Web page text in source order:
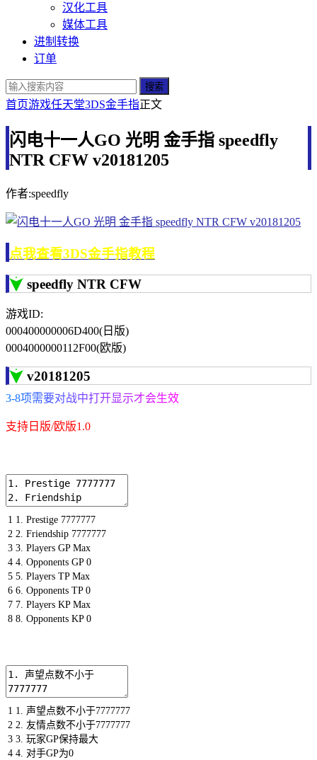
汉化工具
媒体工具
进制转换
订单
搜索
首页游戏任天堂3DS金手指正文
闪电十一人GO 光明 金手指 speedfly
NTR CFW v20181205
作者:speedfly
点我查看3DS金手指教程
speedfly NTR CFW
游戏ID:
000400000006D400(日版)
0004000000112F00(欧版)
v20181205
3-8项需要对战中打开显示才会生效
支持日版/欧版1.0
1
2
3
4
5
6
7
8
1. Prestige 7777777
2. Friendship 7777777
3. Players GP Max
4. Opponents GP 0
5. Players TP Max
6. Opponents TP 0
7. Players KP Max
8. Opponents KP 0
1
2
3
4
1. 声望点数不小于7777777
2. 友情点数不小于7777777
3. 玩家GP保持最大
4. 对手GP为0